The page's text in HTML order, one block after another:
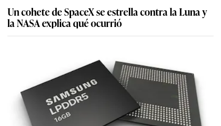
Un cohete de SpaceX se estrella contra la Luna y
la NASA explica qué ocurrió